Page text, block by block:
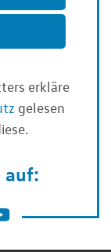
erkläre
gelesen
auf: